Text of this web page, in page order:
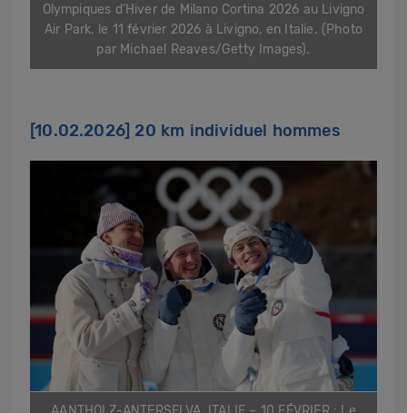
Olympiques d’Hiver de Milano Cortina 2026 au Livigno
Air Park, le 11 février 2026 à Livigno, en Italie. (Photo
par Michael Reaves/Getty Images).
[10.02.2026] 20 km individuel hommes